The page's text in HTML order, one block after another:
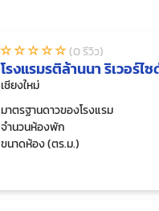
(0 รีวิว)
โรงแรมรติล้านนา ริเวอร์ไ
เชียงใหม่
มาตรฐานดาวของโรงแรม
จำนวนห้องพัก
ขนาดห้อง (ตร.ม.)